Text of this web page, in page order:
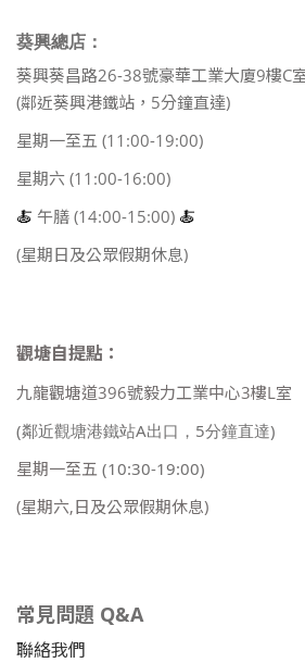
葵興總店：
葵興葵昌路26-38號豪華工業大廈9樓C
(鄰近葵興港鐵站，5分鐘直達)
星期一至五 (11:00-19:00)
星期六 (11:00-16:00)
🍝 午膳 (14:00-15:00) 🍝
(星期日及公眾假期休息)
觀塘自提點：
九龍觀塘道396號毅力工業中心3樓L室
(鄰近觀塘港鐵站A出口，5分鐘直達)
星期一至五 (10:30-19:00)
(星期六,日及公眾假期休息)
常見問題 Q&A
聯絡我們